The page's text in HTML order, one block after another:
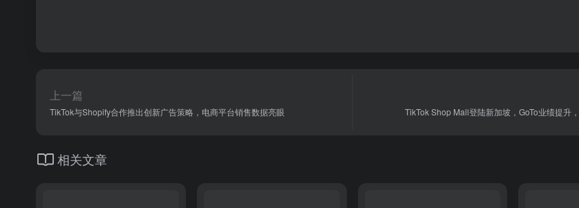
上一篇
TikTok与Shopify合作推出创新广告策略，电商平台销售数据亮眼 TikTok Shop Mall登陆新加坡，GoTo业绩提升
相关文章